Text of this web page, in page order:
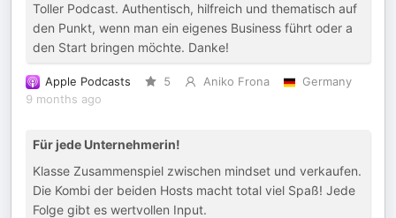
Toller Podcast. Authentisch, hilfreich und thematisch auf
den Punkt, wenn man ein eigenes Business führt oder a
den Start bringen möchte. Danke!
Apple Podcasts 5 Aniko Frona
Germany
9 months ago
Für jede Unternehmerin!
Klasse Zusammenspiel zwischen mindset und verkaufen.
Die Kombi der beiden Hosts macht total viel Spaß! Jede
Folge gibt es wertvollen Input.